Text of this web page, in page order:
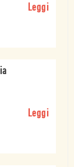
Leggi
Leggi